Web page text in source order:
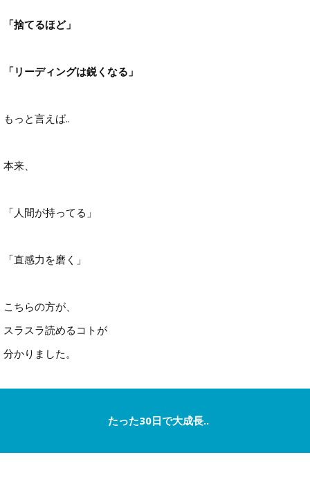
「捨てるほど」
「リーディングは鋭くなる」
もっと言えば..
本来、
「人間が持ってる」
「直感力を磨く」
こちらの方が、
スラスラ読めるコトが
分かりました。
たった30日で大成長..